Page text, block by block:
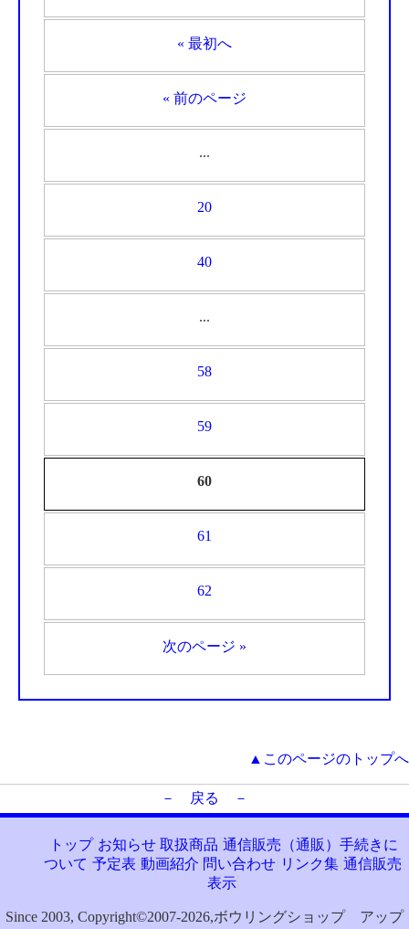
« 最初へ
« 前のページ
...
20
40
...
58
59
60
61
62
次のページ »
▲このページのトップへ
－ 戻る －
トップ お知らせ 取扱商品 通信販売（通販）手続きに
ついて 予定表 動画紹介 問い合わせ リンク集 通信販売
表示
Since 2003, Copyright©2007-2026,ボウリングショップ アップ